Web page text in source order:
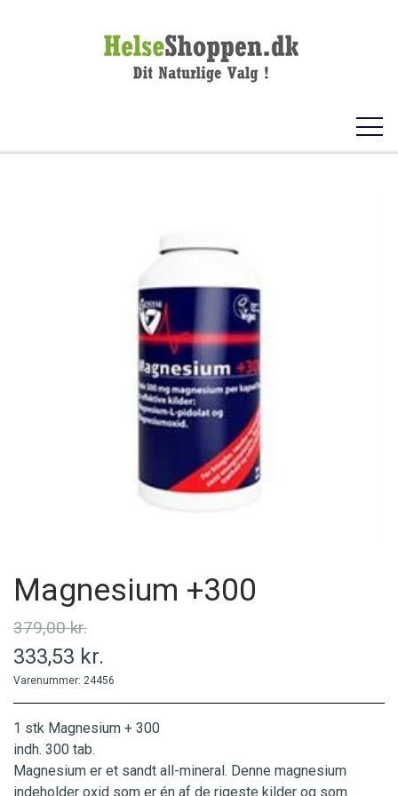
KOSTTILSKUD
VITAMINER
MINERALER
PERSONLIG PLEJE
Magnesium +300
379,00 kr.
333,53 kr.
Varenummer: 24456
1 stk Magnesium + 300
indh. 300 tab.
Magnesium er et sandt all-mineral. Denne magnesium
indeholder oxid som er én af de rigeste kilder og som